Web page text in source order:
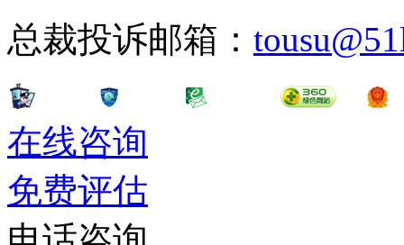
总裁投诉邮箱：
在线咨询
免费评估